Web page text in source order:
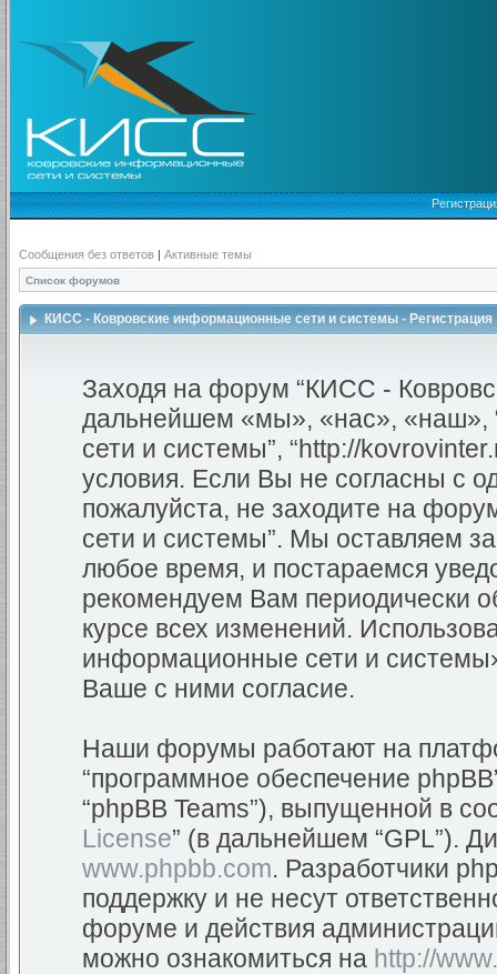
Сообщения без ответов | Активные темы
Список форумов
КИСС - Ковровские информационные сети и системы - Регистрация
Заходя на форум “КИСС -
дальнейшем «мы», «нас»,
сети и системы”, “http://
условия. Если Вы не согласны с
пожалуйста, не заходите на
сети и системы”. Мы оставляем
любое время, и постараемся
рекомендуем Вам периодически
курсе всех изменений.
информационные сети и
Ваше с ними согласие.
Наши форумы работают на
“программное обеспечение
“phpBB Teams”), выпущенной в
License” (в дальнейшем “GPL”).
www.phpbb.com. Разработчики
поддержку и не несут
форуме и действия
можно ознакомиться на http://